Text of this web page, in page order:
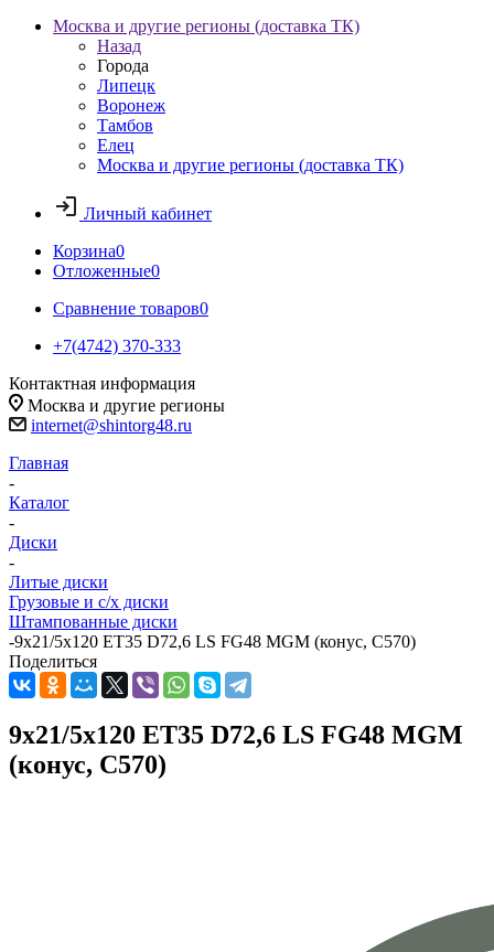
Москва и другие регионы (доставка ТК)
Назад
Города
Липецк
Воронеж
Тамбов
Елец
Москва и другие регионы (доставка ТК)
Личный кабинет
Корзина0
Отложенные0
Сравнение товаров0
+7(4742) 370-333
Контактная информация
Москва и другие регионы
internet@shintorg48.ru
Главная
-
Каталог
-
Диски
-
Литые диски
Грузовые и с/х диски
Штампованные диски
-9x21/5x120 ET35 D72,6 LS FG48 MGM (конус, C570)
Поделиться
9x21/5x120 ET35 D72,6 LS FG48 MGM
(конус, C570)